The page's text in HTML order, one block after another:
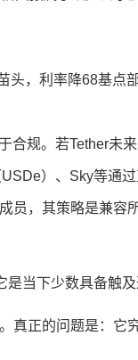
头，利率降68基点
合规。若Tether未
）、Sky等通
员，其策略是兼容
当下少数具备触
真正的问题是：